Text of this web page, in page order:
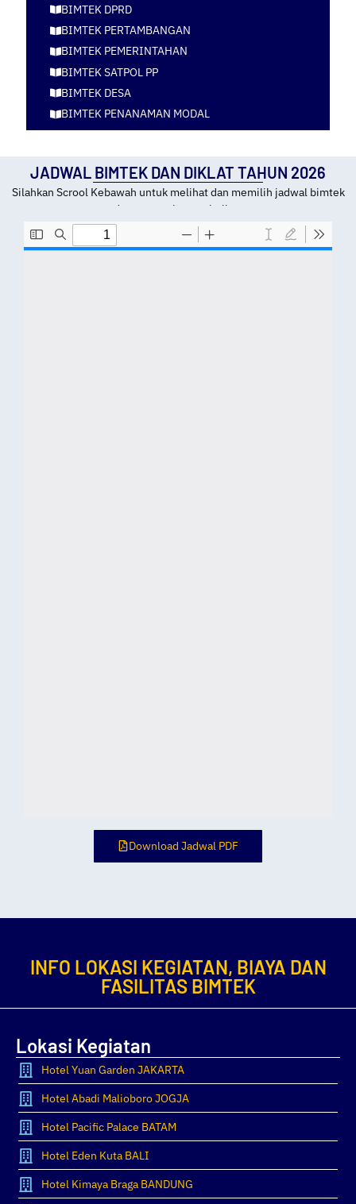
BIMTEK DPRD
BIMTEK PERTAMBANGAN
BIMTEK PEMERINTAHAN
BIMTEK SATPOL PP
BIMTEK DESA
BIMTEK PENANAMAN MODAL
JADWAL BIMTEK DAN DIKLAT TAHUN 2026
Silahkan Scrool Kebawah untuk melihat dan memilih jadwal bimtek
dan tempat kota pelatihan
Download Jadwal PDF
INFO LOKASI KEGIATAN, BIAYA DAN
FASILITAS BIMTEK
Lokasi Kegiatan
Hotel Yuan Garden JAKARTA
Hotel Abadi Malioboro JOGJA
Hotel Pacific Palace BATAM
Hotel Eden Kuta BALI
Hotel Kimaya Braga BANDUNG